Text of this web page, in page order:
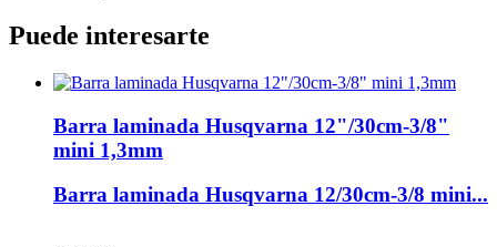
Puede interesarte
Barra laminada Husqvarna 12"/30cm-3/8"
mini 1,3mm
Barra laminada Husqvarna 12/30cm-3/8 mini...